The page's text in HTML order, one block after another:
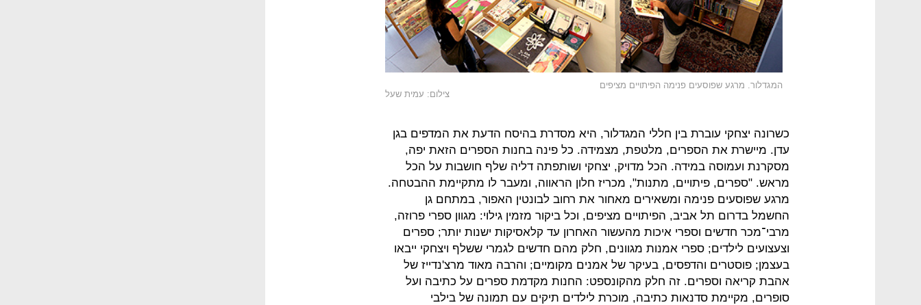
המגדלור. מרגע שפוסעים פנימה הפיתויים מציפים
צילום: עמית שעל
כשרונה יצחקי עוברת בין חללי המגדלור, היא מסדרת בהיסח הדעת את המדפים בגן
עדן. מיישרת את הספרים, מלטפת, מצמידה. כל פינה בחנות הספרים הזאת יפה,
מסקרנת ועמוסה במידה. הכל מדויק, יצחקי ושותפתה דליה שלף חושבות על הכל
מראש. "ספרים, פיתויים, מתנות", מכריז חלון הראווה, ומעבר לו מתקיימת ההבטחה.
מרגע שפוסעים פנימה ומשאירים מאחור את רחוב לבונטין האפור, במתחם גן
החשמל בדרום תל אביב, הפיתויים מציפים, וכל ביקור מזמין גילוי: מגוון ספרי פרוזה,
מרבי־מכר חדשים וספרי איכות מהעשור האחרון עד קלאסיקות ישנות יותר; ספרים
וצעצועים לילדים; ספרי אמנות מגוונים, חלק מהם חדשים לגמרי ששלף ויצחקי ייבאו
בעצמן; פוסטרים והדפסים, בעיקר של אמנים מקומיים; והרבה מאוד מרצ'נדייז של
אהבת קריאה וספרים. זה חלק מהקונספט: החנות מקדמת ספרים על כתיבה ועל
סופרים, מקיימת סדנאות כתיבה, מוכרת לילדים תיקים עם תמונה של בילבי